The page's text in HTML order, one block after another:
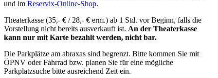
und im Reservix-Online-Shop.
Theaterkasse (35,- € / 28,- € erm.) ab 1 Std. vor Beginn, falls die
Vorstellung nicht bereits ausverkauft ist. An der Theaterkasse
kann nur mit Karte bezahlt werden, nicht bar.
Die Parkplätze am abraxas sind begrenzt. Bitte kommen Sie mit
ÖPNV oder Fahrrad bzw. planen Sie für eine mögliche
Parkplatzsuche bitte ausreichend Zeit ein.